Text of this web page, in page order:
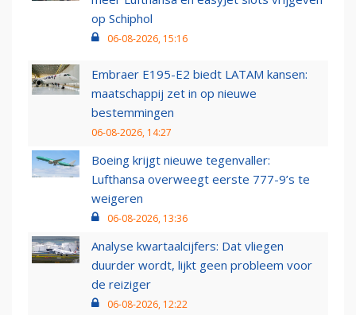
op Schiphol
06-08-2026, 15:16
Embraer E195-E2 biedt LATAM kansen:
maatschappij zet in op nieuwe
bestemmingen
06-08-2026, 14:27
Boeing krijgt nieuwe tegenvaller:
Lufthansa overweegt eerste 777-9’s te
weigeren
06-08-2026, 13:36
Analyse kwartaalcijfers: Dat vliegen
duurder wordt, lijkt geen probleem voor
de reiziger
06-08-2026, 12:22